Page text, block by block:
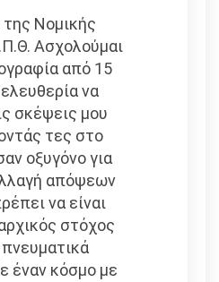
Νομικής
Ασχολούμαι
από 15
να
σκέψεις μου
τες στο
οξυγόνο για
απόψεων
να είναι
στόχος
έναν κόσμο με